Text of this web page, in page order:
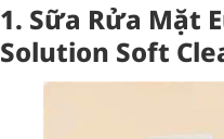
1. Sữa Rửa Mặt
Solution Soft